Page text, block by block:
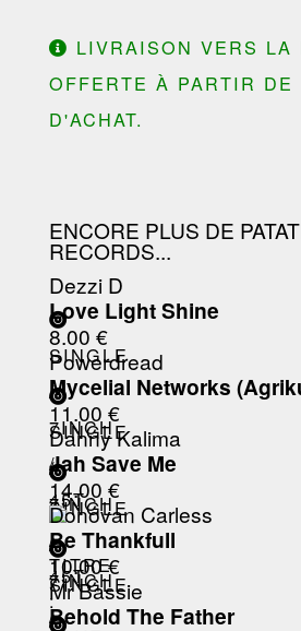
LIVRAISON VERS LA
OFFERTE À PARTIR DE
D'ACHAT.
ENCORE PLUS DE
RECORDS...
SINGLE
/
7INCH
/
45T
TITRE
:
Dezzi D
Love Light Shine
8.00 €
SINGLE
/
7INCH
/
45T
Powerdread
Mycelial Networks
11.00 €
SINGLE
/
7INCH
/
Danny Kalima
Jah Save Me
14.00 €
SINGLE
/
Donovan Carless
Be Thankfull
10.00 €
Mr Bassie
Behold The Father